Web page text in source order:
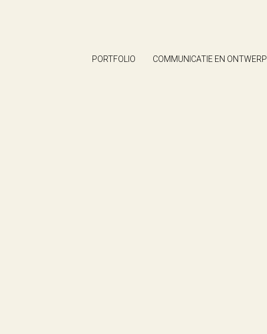
PORTFOLIO COMMUNICATIE EN ONTWERP